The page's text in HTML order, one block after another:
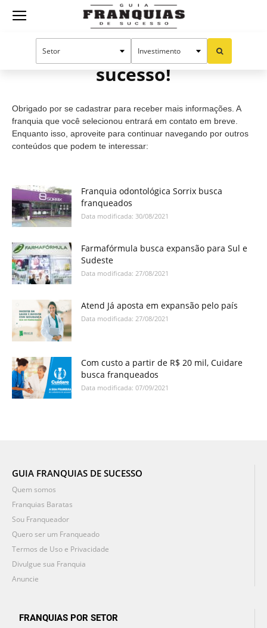
Guia
Cadastro efetuado com
sucesso!
Obrigado por se cadastrar para receber mais informações. A
franquia que você selecionou entrará em contato em breve.
Enquanto isso, aproveite para continuar navegando por outros
conteúdos que podem te interessar:
Franquia odontológica Sorrix busca
franqueados
Data modificada: 30/08/2021
Farmafórmula busca expansão para Sul e
Sudeste
Data modificada: 27/08/2021
Atend Já aposta em expansão pelo país
Data modificada: 27/08/2021
Com custo a partir de R$ 20 mil, Cuidare
busca franqueados
Data modificada: 07/09/2021
GUIA FRANQUIAS DE SUCESSO
Quem somos
Franquias Baratas
Sou Franqueador
Quero ser um Franqueado
Termos de Uso e Privacidade
Divulgue sua Franquia
Anuncie
FRANQUIAS POR SETOR